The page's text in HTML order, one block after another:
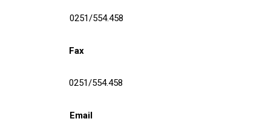
0251/554.458
Fax
0251/554.458
Email